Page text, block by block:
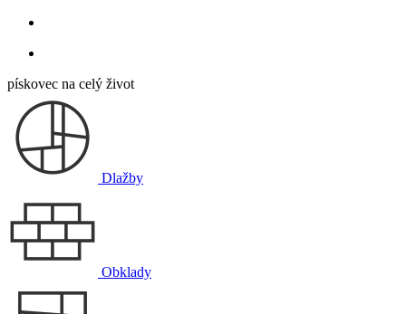
pískovec na celý život
Dlažby
Obklady